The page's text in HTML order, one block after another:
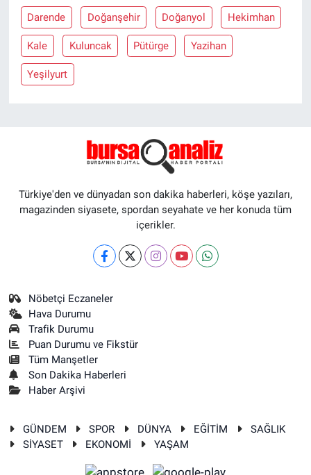
Darende Doğanşehir Doğanyol Hekimhan
Kale Kuluncak Pütürge Yazihan
Yeşilyurt
Türkiye'den ve dünyadan son dakika haberleri, köşe yazıları,
magazinden siyasete, spordan seyahate ve her konuda tüm
içerikler.
Nöbetçi Eczaneler
Hava Durumu
Trafik Durumu
Puan Durumu ve Fikstür
Tüm Manşetler
Son Dakika Haberleri
Haber Arşivi
GÜNDEM SPOR DÜNYA EĞİTİM
SAĞLIK
SİYASET
EKONOMİ YAŞAM